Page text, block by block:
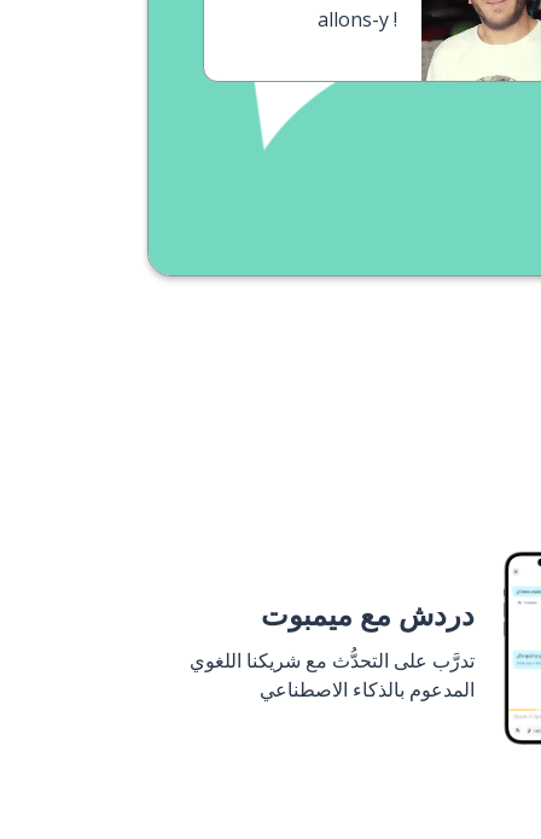
allons-y !
دردش مع ميمبوت
تدرَّب على التحدُّث مع شريكنا اللغوي
المدعوم بالذكاء الاصطناعي